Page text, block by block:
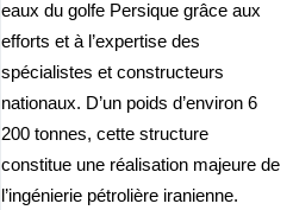
eaux du golfe Persique grâce aux
efforts et à l’expertise des
spécialistes et constructeurs
nationaux. D’un poids d’environ 6
200 tonnes, cette structure
constitue une réalisation majeure de
l’ingénierie pétrolière iranienne.